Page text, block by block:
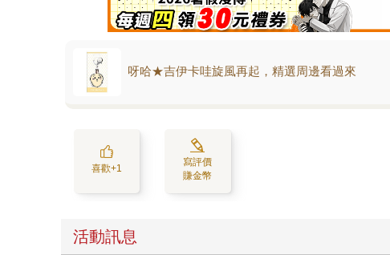
呀哈★吉伊卡哇旋風再起，精選周邊看過來
喜歡+1
寫評價
賺金幣
活動訊息